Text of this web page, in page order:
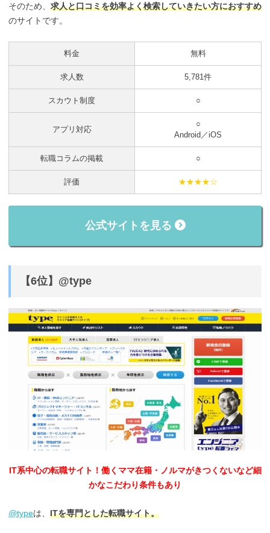
そのため、 求人と口コミを効率よく検索していきたい方におすすめ
のサイトです。
料金 無料
求人数 5,781件
スカウト制度 ○
アプリ対応
○
Android／iOS
転職コラムの掲載 ○
評価 ★★★★☆
公式サイトを見る
【6位】@type
IT系中心の転職サイト！働くママ在籍・ノルマがきつくないなど細
かなこだわり条件もあり
@typeは、 ITを専門とした転職サイト。